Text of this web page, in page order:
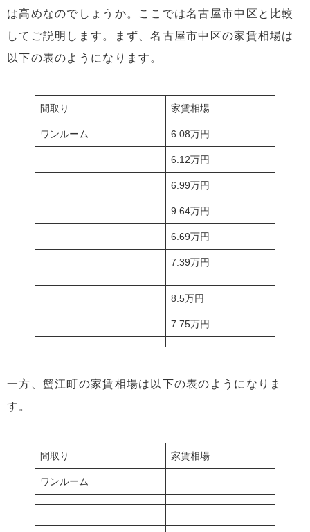
は高めなのでしょうか。ここでは名古屋市中区と比較
してご説明します。まず、名古屋市中区の家賃相場は
以下の表のようになります。
間取り 家賃相場
ワンルーム 6.08万円
6.12万円
6.99万円
9.64万円
6.69万円
7.39万円
8.5万円
7.75万円
一方、蟹江町の家賃相場は以下の表のようになりま
す。
間取り 家賃相場
ワンルーム